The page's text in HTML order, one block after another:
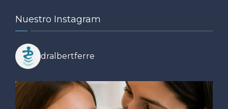
Nuestro Instagram
dralbertferre